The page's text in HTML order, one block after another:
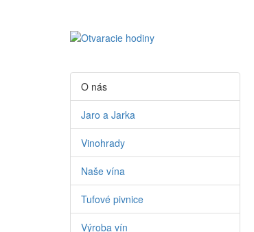
O nás
Jaro a Jarka
Vinohrady
Naše vína
Tufové pivnice
Výroba vín